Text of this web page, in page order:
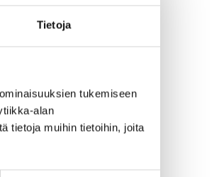
Tietoja
tukemiseen
alan
tietoja muihin tietoihin, joita